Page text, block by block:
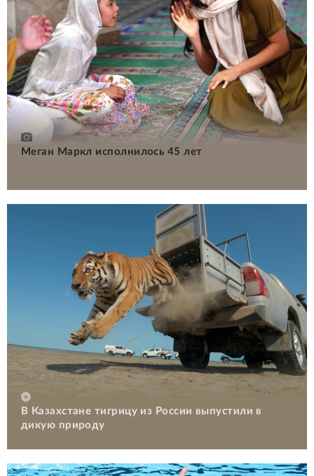
Меган Маркл исполнилось 45 лет
В Казахстане тигрицу из России выпустили в
дикую природу